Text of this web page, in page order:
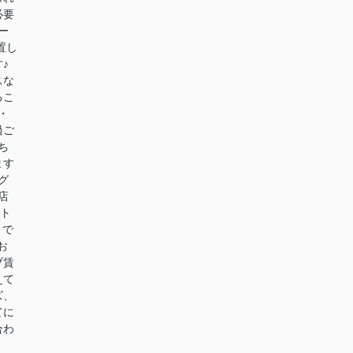
要
し
な
ご
す
で
賃
て
わ